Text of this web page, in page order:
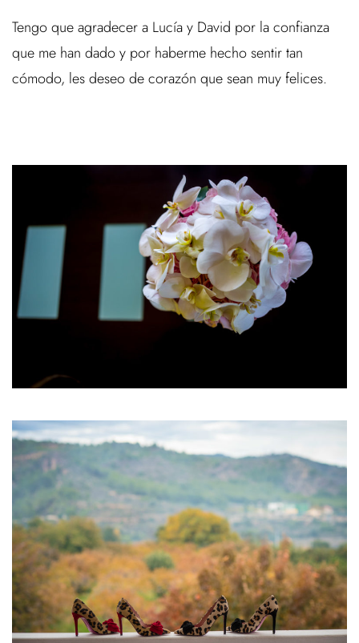
Tengo que agradecer a Lucía y David por la confianza
que me han dado y por haberme hecho sentir tan
cómodo, les deseo de corazón que sean muy felices.